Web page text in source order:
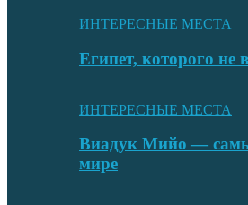
ИНТЕРЕСНЫЕ МЕСТА
Египет, которого не
ИНТЕРЕСНЫЕ МЕСТА
Виадук Мийо —
мире